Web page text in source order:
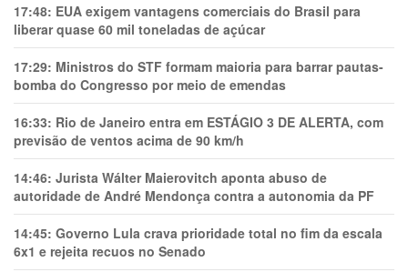
17:48: EUA exigem vantagens comerciais do Brasil para
liberar quase 60 mil toneladas de açúcar
17:29: Ministros do STF formam maioria para barrar pautas-
bomba do Congresso por meio de emendas
16:33: Rio de Janeiro entra em ESTÁGIO 3 DE ALERTA, com
previsão de ventos acima de 90 km/h
14:46: Jurista Wálter Maierovitch aponta abuso de
autoridade de André Mendonça contra a autonomia da PF
14:45: Governo Lula crava prioridade total no fim da escala
6x1 e rejeita recuos no Senado